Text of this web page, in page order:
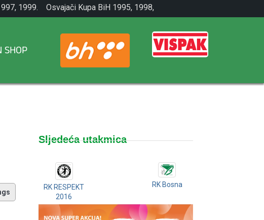
1999.
Osvajači Kupa BiH 1995, 1998,
2001.
SHOP
Sljedeća utakmica
RK RESPEKT
2016
RK Bosna